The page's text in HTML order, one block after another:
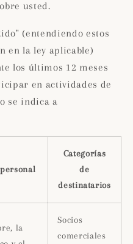
usted.
(entendiendo estos
en la ley aplicable)
los últimos 12 meses
en actividades de
se indica a
Categorías
de
destinatarios
la
Socios
comerciales